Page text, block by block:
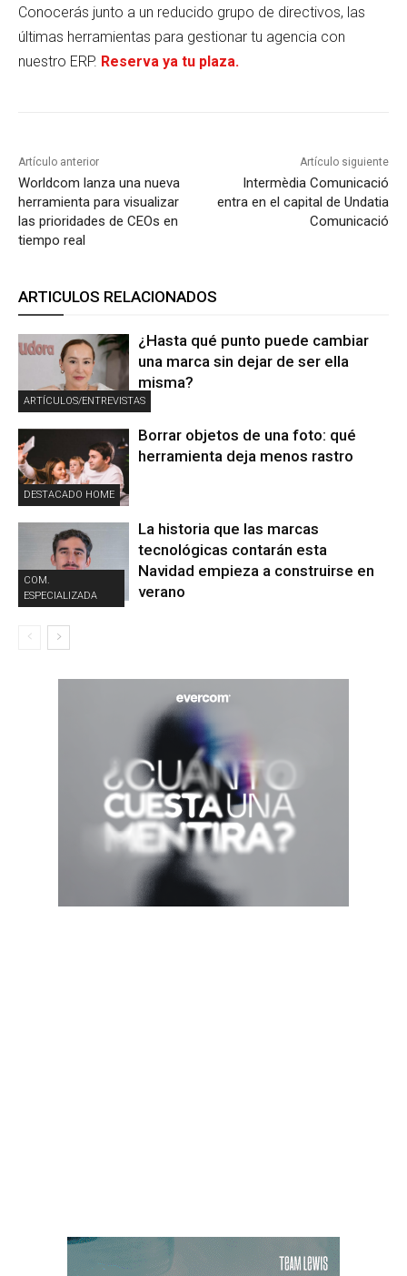
Conocerás junto a un reducido grupo de directivos, las
últimas herramientas para gestionar tu agencia con
nuestro ERP. Reserva ya tu plaza.
Artículo anterior
Worldcom lanza una nueva
herramienta para visualizar
las prioridades de CEOs en
tiempo real
Artículo siguiente
Intermèdia Comunicació
entra en el capital de Undatia
Comunicació
ARTICULOS RELACIONADOS
ARTÍCULOS/ENTREVISTAS
¿Hasta qué punto puede cambiar
una marca sin dejar de ser ella
misma?
DESTACADO HOME
Borrar objetos de una foto: qué
herramienta deja menos rastro
COM.
ESPECIALIZADA
La historia que las marcas
tecnológicas contarán esta
Navidad empieza a construirse en
verano